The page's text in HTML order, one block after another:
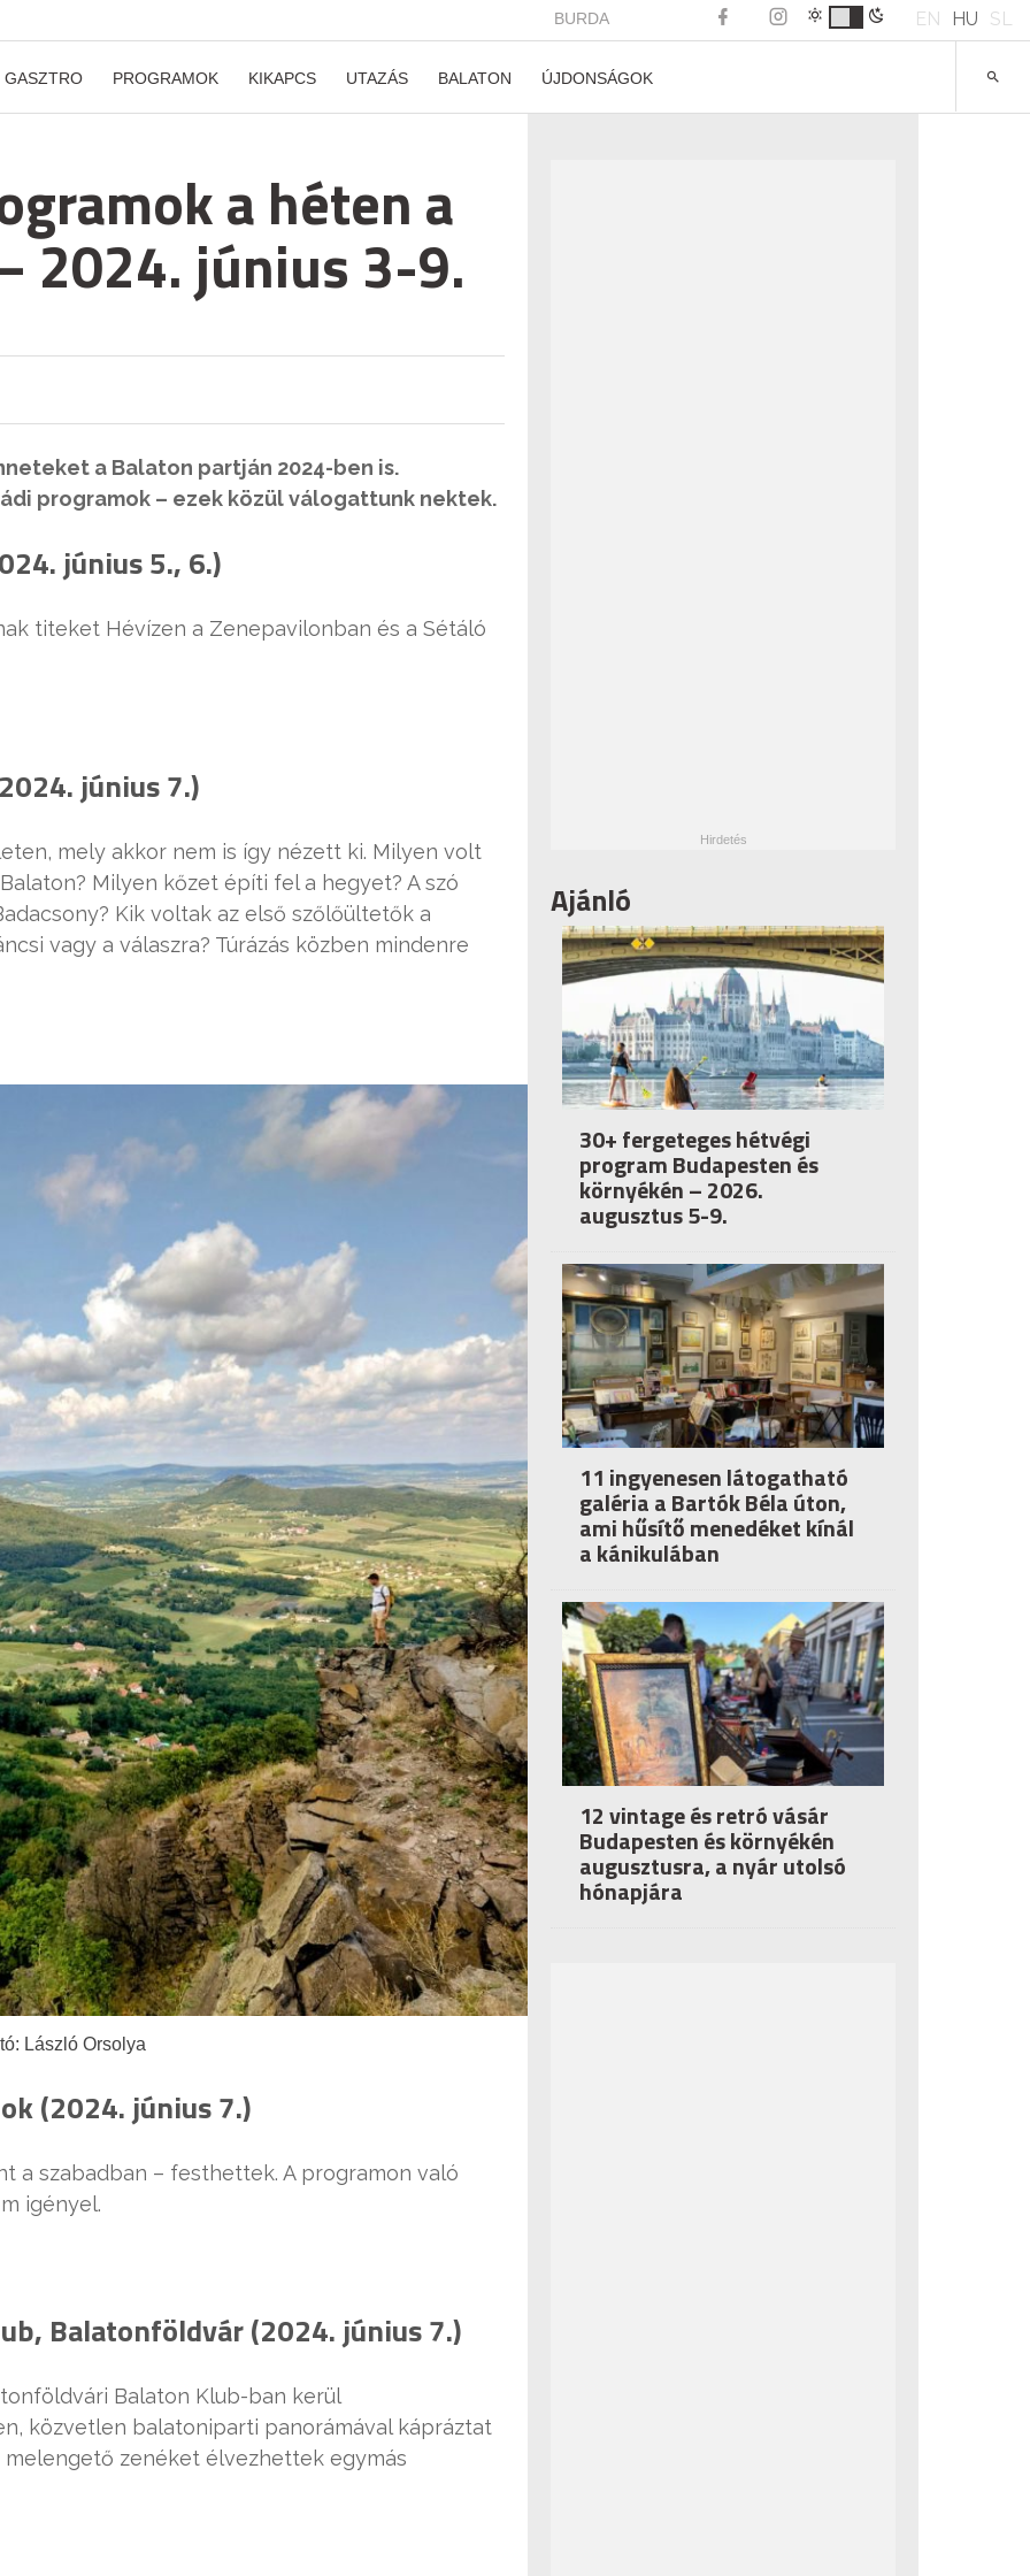
BURDA EN HU SL
GASZTRO PROGRAMOK KIKAPCS UTAZÁS BALATON ÚJDONSÁGOK
a héten a
2024. június 3-9.
a Balaton partján 2024-ben is.
programok – ezek közül válogattunk nektek.
június 5., 6.)
titeket Hévízen a Zenepavilonban és a Sétáló
június 7.)
mely akkor nem is így nézett ki. Milyen volt
Milyen kőzet építi fel a hegyet? A szó
Kik voltak az első szőlőültetők a
vagy a válaszra? Túrázás közben mindenre
László Orsolya
(2024. június 7.)
a szabadban – festhettek. A programon való
igényel.
Balatonföldvár (2024. június 7.)
Balaton Klub-ban kerül
közvetlen balatoniparti panorámával kápráztat
zenéket élvezhettek egymás
Ajánló
30+ fergeteges hétvégi
program Budapesten és
környékén – 2026.
augusztus 5-9.
11 ingyenesen látogatható
galéria a Bartók Béla úton,
ami hűsítő menedéket kínál
a kánikulában
12 vintage és retró vásár
Budapesten és környékén
augusztusra, a nyár utolsó
hónapjára